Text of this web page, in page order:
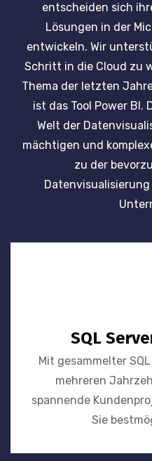
entscheiden sich
Lösungen in der
entwickeln. Wir
Schritt in die Cloud zu
Thema der letzten
ist das Tool Power BI.
Welt der
mächtigen und
zu der
SQL
Mit gesammelter
mehreren
spannende
Sie